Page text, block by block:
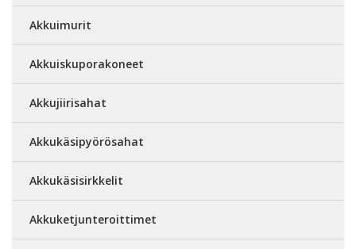
Akkuimurit
Akkuiskuporakoneet
Akkujiirisahat
Akkukäsipyörösahat
Akkukäsisirkkelit
Akkuketjunteroittimet